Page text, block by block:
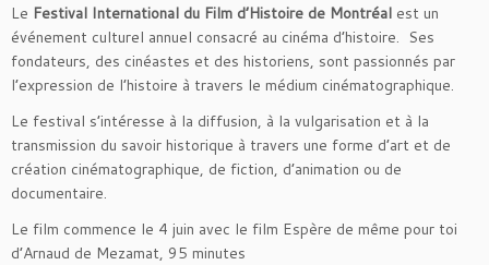
Le Festival International du Film d’Histoire de Montréal est un
événement culturel annuel consacré au cinéma d’histoire. Ses
fondateurs, des cinéastes et des historiens, sont passionnés par
l’expression de l’histoire à travers le médium cinématographique.
Le festival s’intéresse à la diffusion, à la vulgarisation et à la
transmission du savoir historique à travers une forme d’art et de
création cinématographique, de fiction, d’animation ou de
documentaire.
Le film commence le 4 juin avec le film Espère de même pour toi
d’Arnaud de Mezamat, 95 minutes